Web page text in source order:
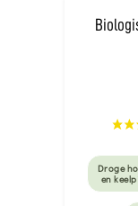
Droge
en